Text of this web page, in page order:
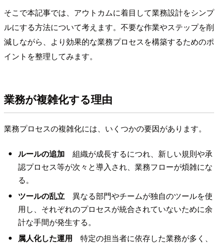
そこで本記事では、アウトカムに着目して業務設計をシンプ
ルにする方法について考えます。不要な作業やステップを削
減しながら、より効果的な業務プロセスを構築するためのポ
イントを整理してみます。
業務が複雑化する理由
業務プロセスの複雑化には、いくつかの要因があります。
ルールの追加 組織が成長するにつれ、新しい規則や承
認プロセス等が次々と導入され、業務フローが煩雑にな
る。
ツールの乱立異なる部門やチームが独自のツールを使
用し、それぞれのプロセスが統合されていないために余
計な手間が発生する。
属人化した運用 特定の担当者に依存した業務が多く、